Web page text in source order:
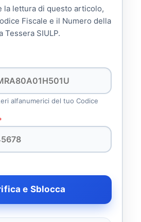
la lettura di questo articolo,
Fiscale e il Numero della
Tessera SIULP.
alfanumerici del tuo Codice
e Sblocca